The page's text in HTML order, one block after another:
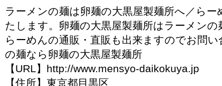
ラーメンの麺は卵麺の大黒屋製麺所へ／らー
たします。卵麺の大黒屋製麺所はラーメン
らーめんの通販・直販も出来ますのでお問
の麺なら卵麺の大黒屋製麺所
【URL】http://www.mensyo-daikokuya.jp
【住所】東京都目黒区